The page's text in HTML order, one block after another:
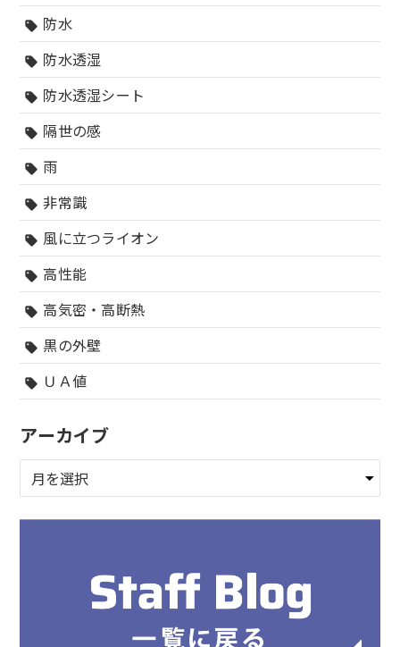
sell 防水
sell 防水透湿
sell 防水透湿シート
sell 隔世の感
sell 雨
sell 非常識
sell 風に立つライオン
sell 高性能
sell 高気密・高断熱
sell 黒の外壁
sell ＵＡ値
アーカイブ